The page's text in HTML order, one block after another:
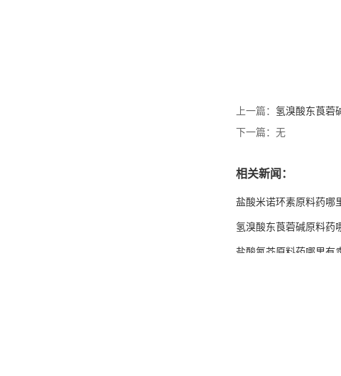
上一篇： 氢溴酸东莨菪
下一篇：无
相关新闻：
盐酸米诺环素原料药哪
氢溴酸东莨菪碱原料药
盐酸氮芥原料药哪里有